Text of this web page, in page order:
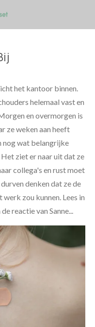
het kantoor binnen.
helemaal vast en
en overmorgen is
ze weken aan heeft
nog wat belangrijke
ziet er naar uit dat ze
collega's en rust moet
denken dat ze de
werk zou kunnen. Lees in
reactie van Sanne...